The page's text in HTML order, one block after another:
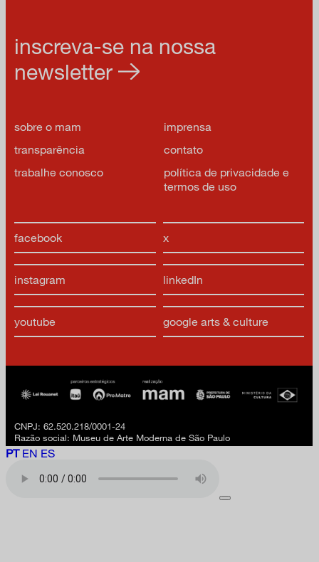
facebook x
instagram linkedIn
youtube google arts & culture
inscreva-se na nossa
newsletter
sobre o mam
imprensa
transparência
contato
trabalhe conosco
política de privacidade e
termos de uso
CNPJ: 62.520.218/0001-24
Razão social: Museu de Arte Moderna de São Paulo
PT EN ES